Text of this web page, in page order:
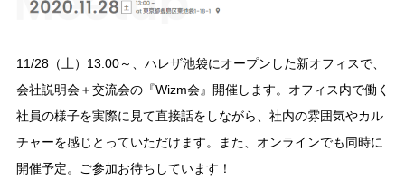
11/28（土）13:00～、ハレザ池袋にオープンした新オフィスで、
会社説明会＋交流会の『Wizm会』開催します。オフィス内で働く
社員の様子を実際に見て直接話をしながら、社内の雰囲気やカル
チャーを感じとっていただけます。また、オンラインでも同時に
開催予定。ご参加お待ちしています！